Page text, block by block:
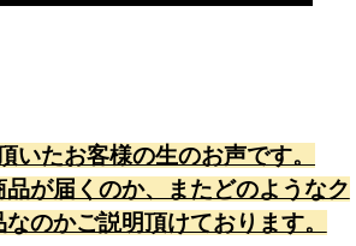
いたお客様の生のお声です。
品が届くのか、またどのようなク
のかご説明頂けております。